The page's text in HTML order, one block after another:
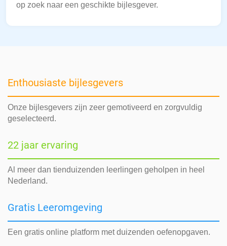
op zoek naar een geschikte bijlesgever.
Enthousiaste bijlesgevers
Onze bijlesgevers zijn zeer gemotiveerd en zorgvuldig
geselecteerd.
22 jaar ervaring
Al meer dan tienduizenden leerlingen geholpen in heel
Nederland.
Gratis Leeromgeving
Een gratis online platform met duizenden oefenopgaven.